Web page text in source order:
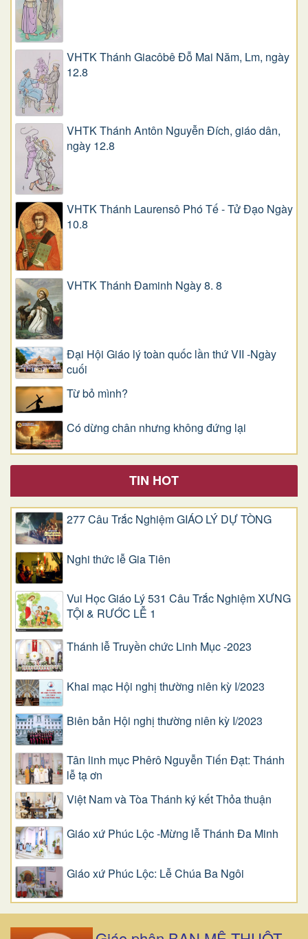
VHTK Thánh Giacôbê Ðỗ Mai Năm, Lm, ngày
12.8
VHTK Thánh Antôn Nguyễn Ðích, giáo dân,
ngày 12.8
VHTK Thánh Laurensô Phó Tế - Tử Đạo Ngày
10.8
VHTK Thánh Đaminh Ngày 8. 8
Đại Hội Giáo lý toàn quốc lần thứ VII -Ngày
cuối
Từ bỏ mình?
Có dừng chân nhưng không đứng lại
TIN HOT
277 Câu Trắc Nghiệm GIÁO LÝ DỰ TÒNG
Nghi thức lễ Gia Tiên
Vui Học Giáo Lý 531 Câu Trắc Nghiệm XƯNG
TỘI & RƯỚC LỄ 1
Thánh lễ Truyền chức Linh Mục -2023
Khai mạc Hội nghị thường niên kỳ I/2023
Biên bản Hội nghị thường niên kỳ I/2023
Tân linh mục Phêrô Nguyễn Tiến Đạt: Thánh
lễ tạ ơn
Việt Nam và Tòa Thánh ký kết Thỏa thuận
Giáo xứ Phúc Lộc -Mừng lễ Thánh Đa Minh
Giáo xứ Phúc Lộc: Lễ Chúa Ba Ngôi